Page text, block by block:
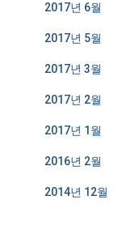
2017년 6월
2017년 5월
2017년 3월
2017년 2월
2017년 1월
2016년 2월
2014년 12월